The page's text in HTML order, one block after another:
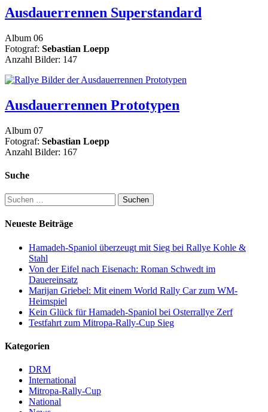
Ausdauerrennen Superstandard
Album 06
Fotograf: Sebastian Loepp
Anzahl Bilder: 147
Ausdauerrennen Prototypen
Album 07
Fotograf: Sebastian Loepp
Anzahl Bilder: 167
Suche
Suchen
nach:
Neueste Beiträge
Hamadeh-Spaniol überzeugt mit Sieg bei Rallye Kohle &
Stahl
Von der Eifel nach Eisenach: Roman Schwedt im
Dauereinsatz
Marijan Griebel: Mit einem World Rally Car zum WM-
Heimspiel
Kein Glück für Hamadeh-Spaniol bei Osterrallye Zerf
Testfahrt zum Mitropa-Rally-Cup Sieg
Kategorien
DRM
International
Mitropa-Rally-Cup
National